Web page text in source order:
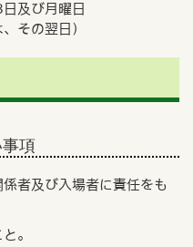
及び月曜日
その翌日）
項
者及び入場者に責任をも
。